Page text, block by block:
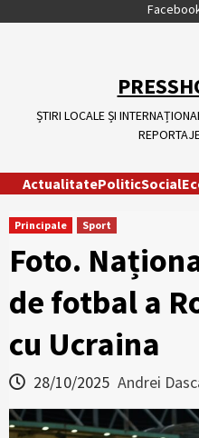
ȘTIRI LOCALE ȘI
ActualitatePoliticSocial
Principale Sport
Foto.
de fotbal a
cu Ucraina
28/10/2025 Andrei